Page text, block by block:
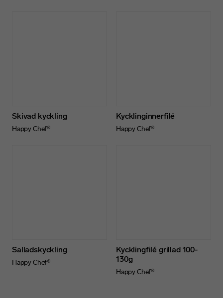
Skivad kyckling
Happy Chef®
Kycklinginnerfilé
Happy Chef®
Salladskyckling
Happy Chef®
Kycklingfilé grillad 100-
130g
Happy Chef®